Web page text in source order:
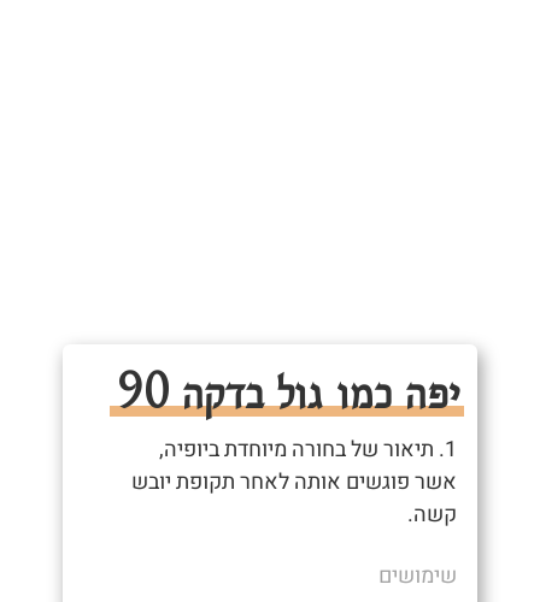
יפה כמו גול בדקה 90
1. תיאור של בחורה מיוחדת ביופיה,
אשר פוגשים אותה לאחר תקופת יובש
קשה.
שימושים